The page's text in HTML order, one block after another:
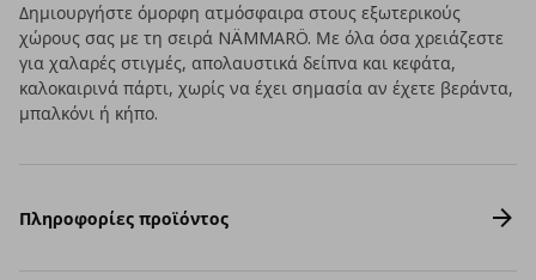
Δημιουργήστε όμορφη ατμόσφαιρα στους εξωτερικούς
χώρους σας με τη σειρά NÄMMARÖ. Με όλα όσα χρειάζεστε
για χαλαρές στιγμές, απολαυστικά δείπνα και κεφάτα,
καλοκαιρινά πάρτι, χωρίς να έχει σημασία αν έχετε βεράντα,
μπαλκόνι ή κήπο.
Πληροφορίες προϊόντος